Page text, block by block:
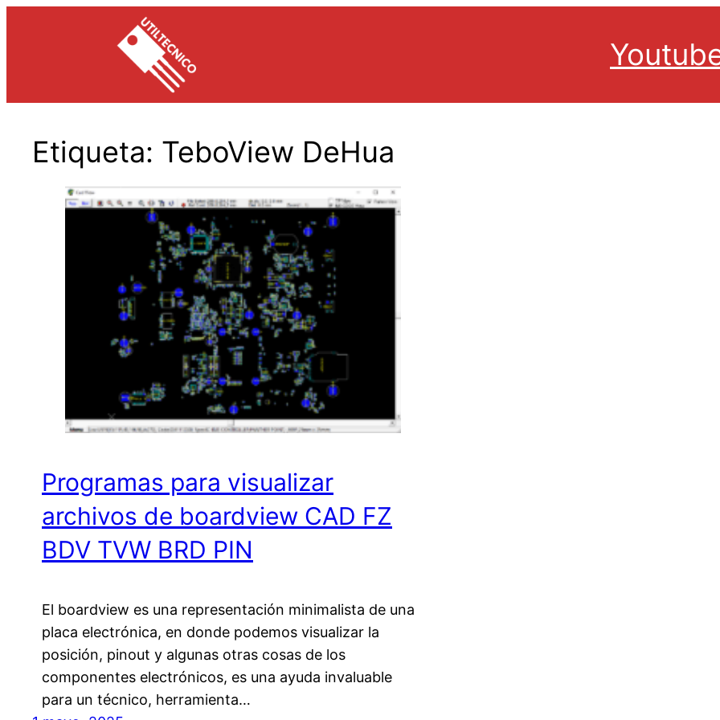
Etiqueta: TeboView DeHua
Programas para visualizar
archivos de boardview CAD FZ
BDV TVW BRD PIN
El boardview es una representación minimalista de una
placa electrónica, en donde podemos visualizar la
posición, pinout y algunas otras cosas de los
componentes electrónicos, es una ayuda invaluable
para un técnico, herramienta…